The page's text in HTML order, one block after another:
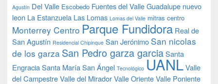
Agustín Del Valle Escobedo Fuentes del ValleGuadalupe nuevo
leon La Estanzuela Las Lomas Lomas del Valle mitras centro
Monterrey Centro Parque Fundidora Real de
San Agustín Residencial Chipinque San Jerónimo San nicolas
de los garza San Pedro garza garciaSanta
EngraciaSanta MaríaSan Ángel Tecnológico UANLValle
del CampestreValle del MiradorValle OrienteValle Poniente